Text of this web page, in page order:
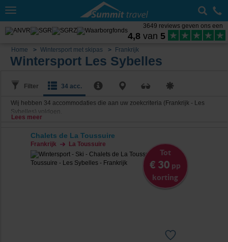
Toggle
3649 reviews geven ons een
4,8 van 5
Home Wintersport met skipas Frankrijk
Wintersport Les Sybelles
Filter 34 acc.
Wij hebben 34 accommodaties die aan uw zoekcriteria (Frankrijk - Les
Sybelles) voldoen.
Lees meer
Chalets de La Toussuire
Frankrijk La Toussuire
Tot
€ 30 pp
korting